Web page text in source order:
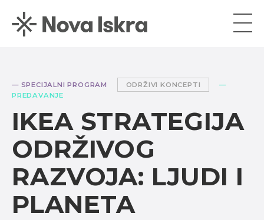
— SPECIJALNI PROGRAM ODRŽIVI KONCEPTI
—
PREDAVANJE
IKEA STRATEGIJA
ODRŽIVOG
RAZVOJA: LJUDI I
PLANETA